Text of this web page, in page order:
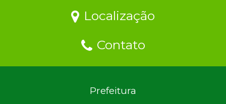
Localização
Contato
Prefeitura